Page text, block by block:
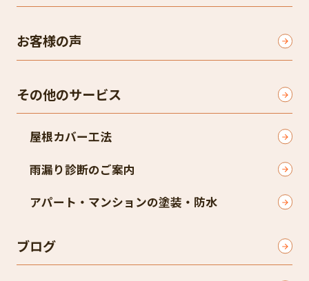
お客様の声
その他のサービス
屋根カバー工法
雨漏り診断のご案内
アパート・マンションの塗装・防水
ブログ